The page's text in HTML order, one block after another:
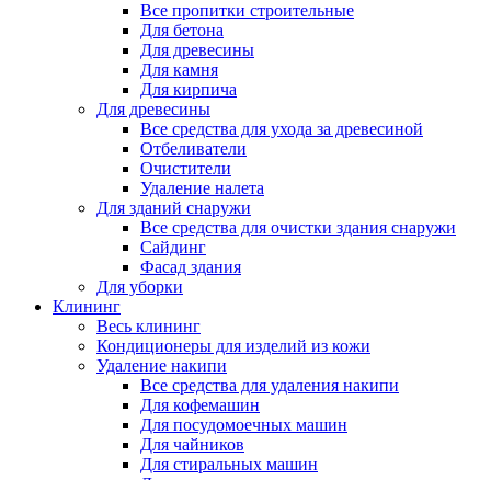
Все пропитки строительные
Для бетона
Для древесины
Для камня
Для кирпича
Для древесины
Все средства для ухода за древесиной
Отбеливатели
Очистители
Удаление налета
Для зданий снаружи
Все средства для очистки здания снаружи
Сайдинг
Фасад здания
Для уборки
Клининг
Весь клининг
Кондиционеры для изделий из кожи
Удаление накипи
Все средства для удаления накипи
Для кофемашин
Для посудомоечных машин
Для чайников
Для стиральных машин